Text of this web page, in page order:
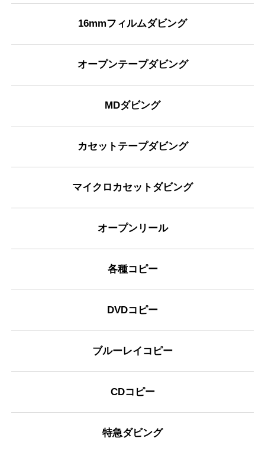
16mmフィルムダビング
オープンテープダビング
MDダビング
カセットテープダビング
マイクロカセットダビング
オープンリール
各種コピー
DVDコピー
ブルーレイコピー
CDコピー
特急ダビング